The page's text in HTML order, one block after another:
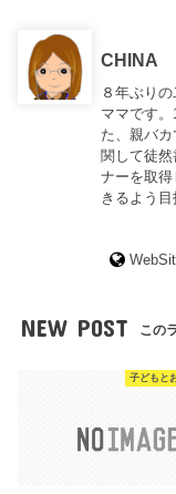
CHINA
８年ぶり
ママです
た、親バ
関して徒
ナーを取
きるよう目
NEW POST この
子どもと